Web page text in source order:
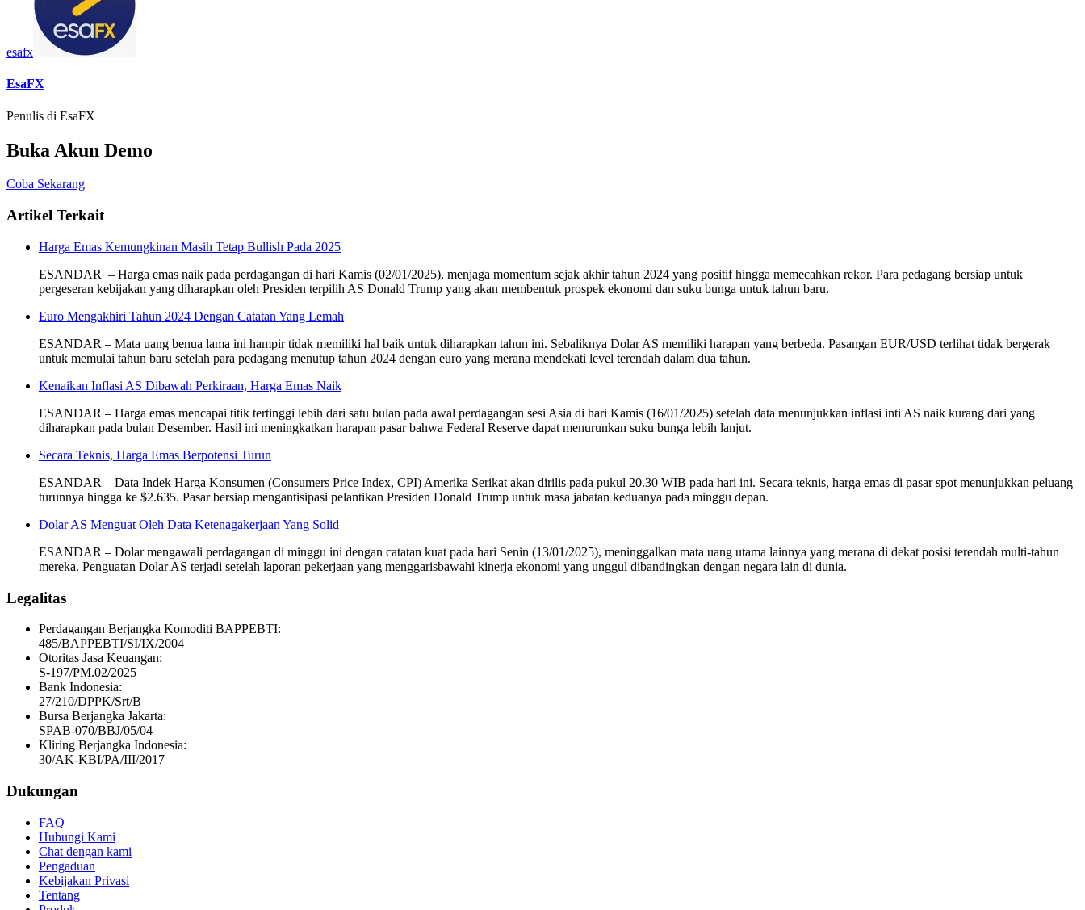
esafx
EsaFX
Penulis di EsaFX
Buka Akun Demo
Coba Sekarang
Artikel Terkait
Harga Emas Kemungkinan Masih Tetap Bullish Pada 2025
ESANDAR – Harga emas naik pada perdagangan di hari Kamis (02/01/2025), menjaga momentum sejak akhir tahun 2024 yang positif hingga memecahkan rekor. Para pedagang bersiap untuk
pergeseran kebijakan yang diharapkan oleh Presiden terpilih AS Donald Trump yang akan membentuk prospek ekonomi dan suku bunga untuk tahun baru.
Euro Mengakhiri Tahun 2024 Dengan Catatan Yang Lemah
ESANDAR – Mata uang benua lama ini hampir tidak memiliki hal baik untuk diharapkan tahun ini. Sebaliknya Dolar AS memiliki harapan yang berbeda. Pasangan EUR/USD terlihat tidak bergerak
untuk memulai tahun baru setelah para pedagang menutup tahun 2024 dengan euro yang merana mendekati level terendah dalam dua tahun.
Kenaikan Inflasi AS Dibawah Perkiraan, Harga Emas Naik
ESANDAR – Harga emas mencapai titik tertinggi lebih dari satu bulan pada awal perdagangan sesi Asia di hari Kamis (16/01/2025) setelah data menunjukkan inflasi inti AS naik kurang dari yang
diharapkan pada bulan Desember. Hasil ini meningkatkan harapan pasar bahwa Federal Reserve dapat menurunkan suku bunga lebih lanjut.
Secara Teknis, Harga Emas Berpotensi Turun
ESANDAR – Data Indek Harga Konsumen (Consumers Price Index, CPI) Amerika Serikat akan dirilis pada pukul 20.30 WIB pada hari ini. Secara teknis, harga emas di pasar spot menunjukkan peluang
turunnya hingga ke $2.635. Pasar bersiap mengantisipasi pelantikan Presiden Donald Trump untuk masa jabatan keduanya pada minggu depan.
Dolar AS Menguat Oleh Data Ketenagakerjaan Yang Solid
ESANDAR – Dolar mengawali perdagangan di minggu ini dengan catatan kuat pada hari Senin (13/01/2025), meninggalkan mata uang utama lainnya yang merana di dekat posisi terendah multi-tahun
mereka. Penguatan Dolar AS terjadi setelah laporan pekerjaan yang menggarisbawahi kinerja ekonomi yang unggul dibandingkan dengan negara lain di dunia.
Legalitas
Perdagangan Berjangka Komoditi BAPPEBTI:
485/BAPPEBTI/SI/IX/2004
Otoritas Jasa Keuangan:
S-197/PM.02/2025
Bank Indonesia:
27/210/DPPK/Srt/B
Bursa Berjangka Jakarta:
SPAB-070/BBJ/05/04
Kliring Berjangka Indonesia:
30/AK-KBI/PA/III/2017
Dukungan
FAQ
Hubungi Kami
Chat dengan kami
Pengaduan
Kebijakan Privasi
Tentang